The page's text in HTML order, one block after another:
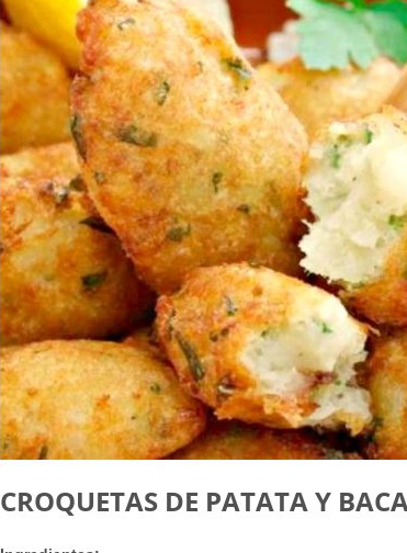
CROQUETAS DE PATATA Y